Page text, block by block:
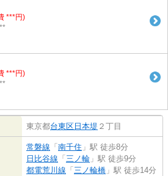
***円)
***円)
東京都台東区 日本堤 ２丁目
常磐線 「 南千住 」駅 徒歩8分
日比谷線 「 三ノ輪 」駅 徒歩9分
都電荒川線 「 三ノ輪橋 」駅 徒歩14分